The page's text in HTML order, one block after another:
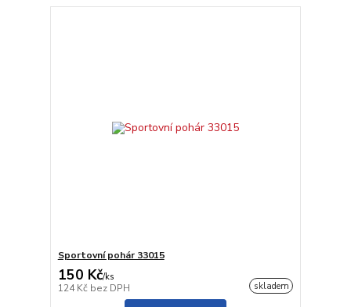
Sportovní pohár 33015
150 Kč/ks
124 Kč bez DPH skladem